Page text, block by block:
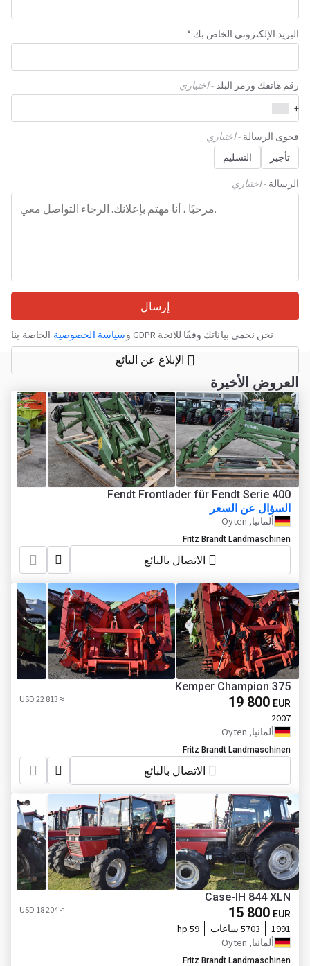
البريد الإلكتروني الخاص بك *
رقم هاتفك ورمز البلد - اختياري
+
فحوى الرسالة - اختياري
تأجير التسليم
الرسالة - اختياري
إرسال
نحن نحمي بياناتك وفقًا للائحة GDPR و سياسة الخصوصية الخاصة بنا
الإبلاغ عن البائع
العروض الأخيرة
Fendt Frontlader für Fendt Serie 400
السؤال عن السعر
ألمانيا, Oyten
Fritz Brandt Landmaschinen
الاتصال بالبائع
Kemper Champion 375
19 800 EUR
≈ 22 813 USD
2007
ألمانيا, Oyten
Fritz Brandt Landmaschinen
الاتصال بالبائع
Case-IH 844 XLN
15 800 EUR
≈ 18 204 USD
1991 5703 ساعات
59 hp
ألمانيا, Oyten
Fritz Brandt Landmaschinen